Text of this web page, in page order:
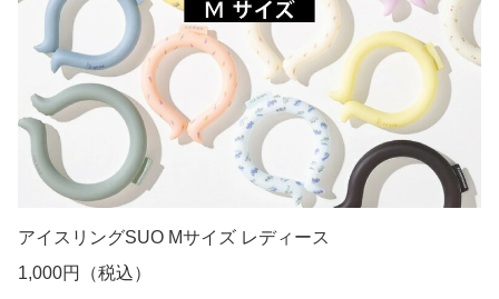
アイスリングSUO Mサイズ レディース
1,000円（税込）